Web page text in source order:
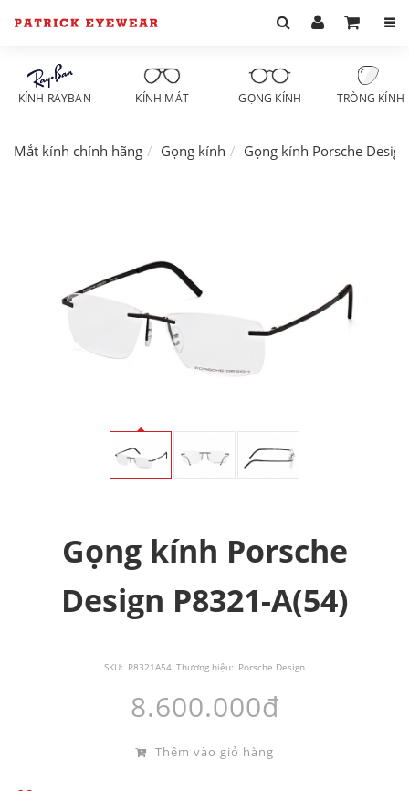
KÍNH RAYBAN KÍNH MÁT GỌNG KÍNH TRÒNG KÍNH
Mắt kính chính hãng Gọng kính Gọng kính Porsche Design
Gọng kính Porsche
Design P8321-A(54)
SKU: P8321A54 Thương hiệu: Porsche Design
8.600.000đ
Thêm vào giỏ hàng